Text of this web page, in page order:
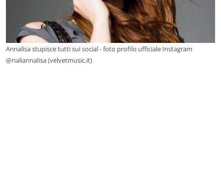
Annalisa stupisce tutti sui social - foto profilo ufficiale Instagram
@naliannalisa (velvetmusic.it)